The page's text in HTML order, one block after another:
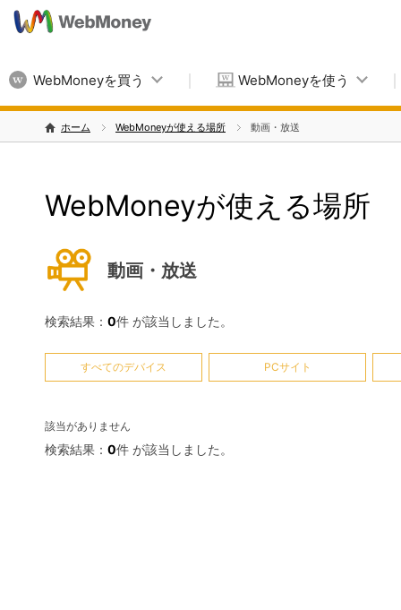
WebMoneyを買う WebMoneyを使う
ホーム WebMoneyが使える場所 動画・放送
WebMoneyが使える場所
動画・放送
検索結果： 0件 が該当しました。
すべてのデバイス PCサイト
該当がありません
検索結果： 0件 が該当しました。